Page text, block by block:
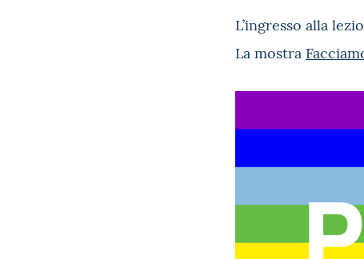
L’ingresso alla
La mostra